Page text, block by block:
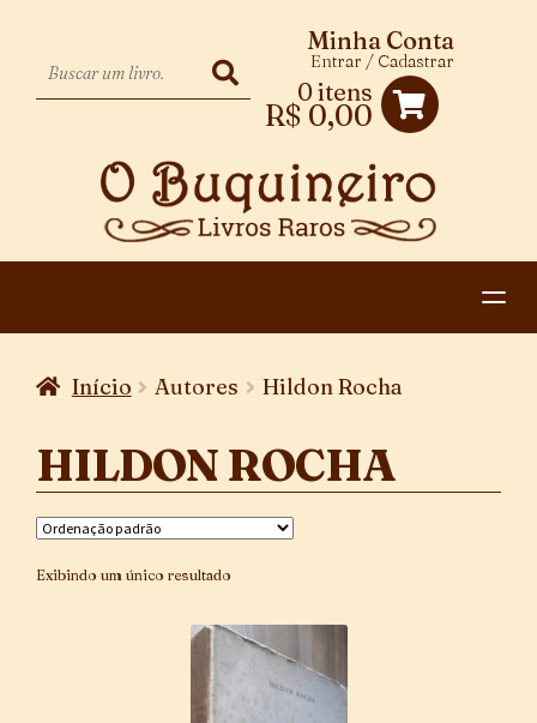
0 itens
R$ 0,00
Minha Conta
Entrar / Cadastrar
DESCENDENTE
PAGAMENTO E ENTREGA
Início Autores Hildon Rocha
HILDON ROCHA
Exibindo um único resultado